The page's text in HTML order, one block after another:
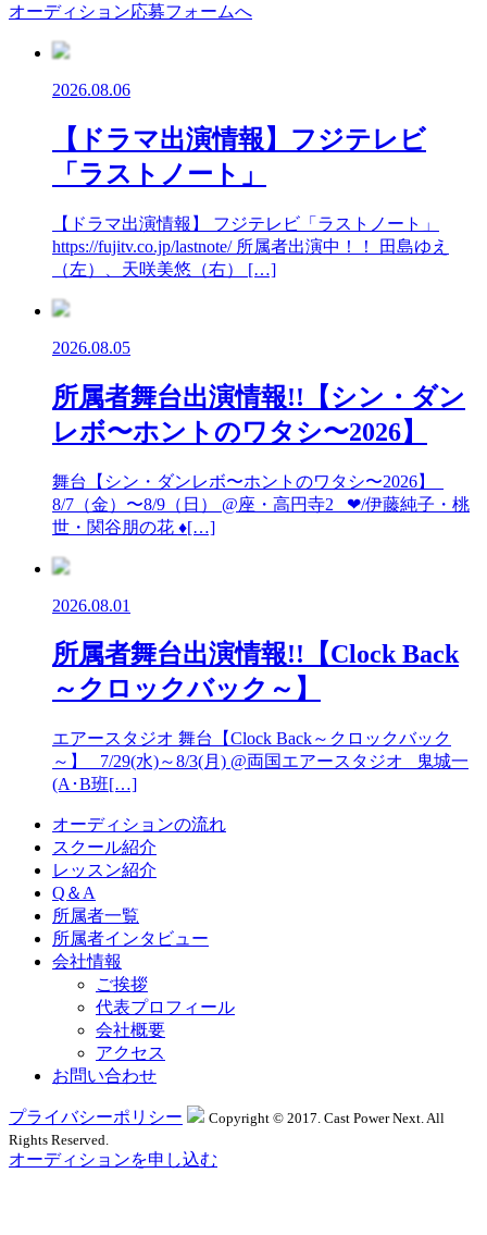
オーディション応募フォームへ
2026.08.06
【ドラマ出演情報】フジテレビ
「ラストノート」
【ドラマ出演情報】 フジテレビ「ラストノート」
https://fujitv.co.jp/lastnote/ 所属者出演中！！ 田島ゆえ
（左）、天咲美悠（右） […]
2026.08.05
所属者舞台出演情報!!【シン・ダン
レボ〜ホントのワタシ〜2026】
舞台【シン・ダンレボ〜ホントのワタシ〜2026】
8/7（金）〜8/9（日） @座・高円寺2 ❤︎/伊藤純子・桃
世・関谷朋の花 ♦︎[…]
2026.08.01
所属者舞台出演情報!!【Clock Back
～クロックバック～】
エアースタジオ 舞台【Clock Back～クロックバック
～】 7/29(水)～8/3(月) @両国エアースタジオ 鬼城一
(A･B班[…]
オーディションの流れ
スクール紹介
レッスン紹介
Q＆A
所属者一覧
所属者インタビュー
会社情報
ご挨拶
代表プロフィール
会社概要
アクセス
お問い合わせ
プライバシーポリシー
Copyright © 2017. Cast Power Next. All
Rights Reserved.
オーディションを申し込む